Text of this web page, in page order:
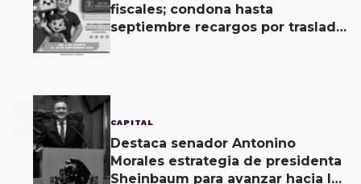
fiscales; condona hasta
septiembre recargos por traslado
3 CAPITAL
Destaca senador Antonino
Morales estrategia de presidenta
Sheinbaum para avanzar hacia la